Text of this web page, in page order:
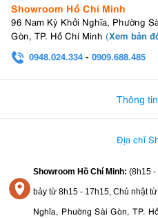
Showroom Hồ Chí Minh
96 Nam Kỳ Khởi Nghĩa, Phường
Gòn, TP. Hồ Chí Minh (Xem bản
0948.024.334 - 0909.688.485
Thông
Địa chỉ
Showroom Hồ Chí Minh: (8h15
bảy từ 8h15 - 17h15, Chủ nhật
Nghĩa, Phường Sài Gòn, TP.